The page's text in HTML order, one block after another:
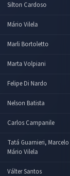
Silton Cardoso
Mário Vilela
Marli Bortoletto
Marta Volpiani
Felipe Di Nardo
Nelson Batista
Carlos Campanile
Tatá Guarnieri,
Mário Vilela
Válter Santos